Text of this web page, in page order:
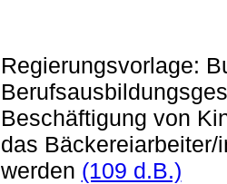
Regierungsvorlage:
Beschäftigung von
das
werden (109 d.B.)